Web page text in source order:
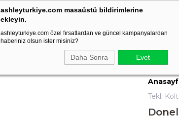
ashleyturkiye.com masaüstü bildirimlerine
ekleyin.
ashleyturkiye.com özel fırsatlardan ve güncel kampanyalardan
haberiniz olsun ister misiniz?
Daha Sonra Evet
Amerikan Stili Ergonomik Tasarım
Tekli